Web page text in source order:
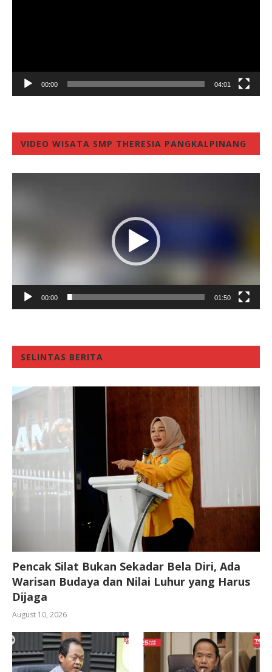
00:00 04:01
VIDEO WISATA SMP THERESIA PANGKALPINANG
00:00 01:50
SELINTAS BERITA
Pencak Silat Bukan Sekadar Bela Diri, Ada
Warisan Budaya dan Nilai Luhur yang Harus
Dijaga
August 10, 2026